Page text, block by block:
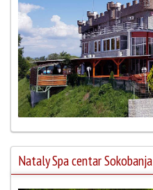
Nataly Spa centar Sokobanja